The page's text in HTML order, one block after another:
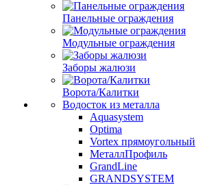
Панельные ограждения
Модульные ограждения
Заборы жалюзи
Ворота/Калитки
Водосток из металла
Aquasystem
Optima
Vortex прямоугольный
МеталлПрофиль
GrandLine
GRANDSYSTEM